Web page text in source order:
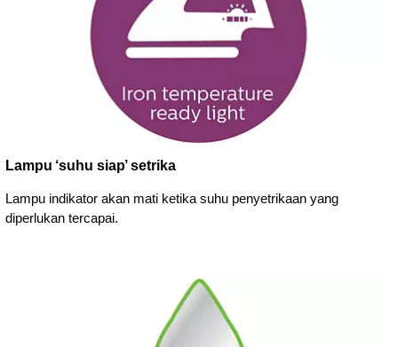
Lampu ‘suhu siap’ setrika
Lampu indikator akan mati ketika suhu penyetrikaan yang
diperlukan tercapai.